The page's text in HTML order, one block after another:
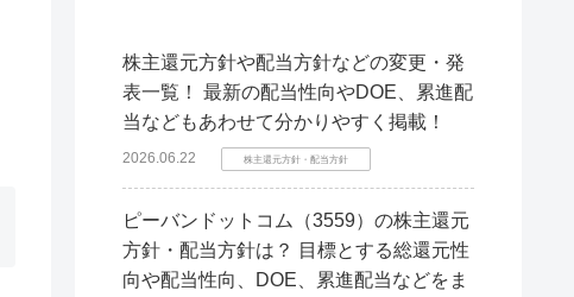
株主還元方針や配当方針などの変更・発
表一覧！ 最新の配当性向やDOE、累進配
当などもあわせて分かりやすく掲載！
2026.06.22 株主還元方針・配当方針
ピーバンドットコム（3559）の株主還元
方針・配当方針は？ 目標とする総還元性
向や配当性向、DOE、累進配当などをま